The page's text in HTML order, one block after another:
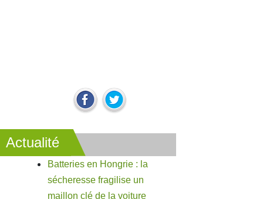
Actualité
Batteries en Hongrie : la
sécheresse fragilise un
maillon clé de la voiture